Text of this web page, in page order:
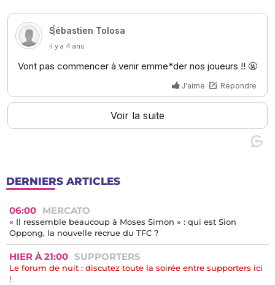
DERNIERS ARTICLES
06:00 MERCATO
« Il ressemble beaucoup à Moses Simon » : qui est Sion
Oppong, la nouvelle recrue du TFC ?
HIER À 21:00 SUPPORTERS
Le forum de nuit : discutez toute la soirée entre supporters ici
!